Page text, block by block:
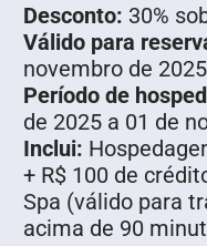
Desconto: 30%
Válido para
novembro de 2025
Período de
de 2025 a 01 de
Inclui:
+ R$ 100 de
Spa (válido para
acima de 90